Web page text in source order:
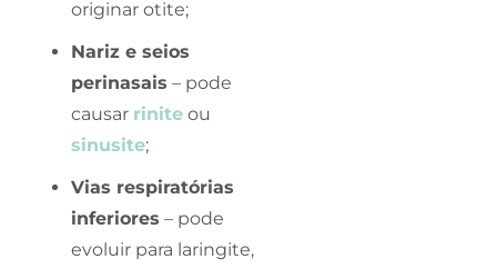
originar otite;
Nariz e seios
perinasais – pode
causar rinite ou
sinusite;
Vias respiratórias
inferiores – pode
evoluir para laringite,